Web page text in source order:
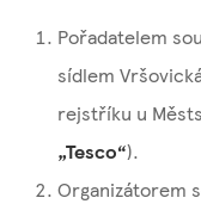
Pořadatelem
sídlem
rejstříku u
„Tesco“).
Organizátorem